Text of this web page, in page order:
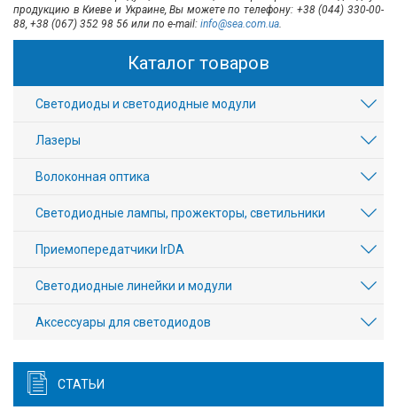
продукцию в Киеве и Украине, Вы можете по телефону: +38 (044) 330-00-
88, +38 (067) 352 98 56 или по e-mail: info@sea.com.ua.
Каталог товаров
Светодиоды и светодиодные модули
Лазеры
Волоконная оптика
Светодиодные лампы, прожекторы, светильники
Приемопередатчики IrDA
Светодиодные линейки и модули
Аксесcуары для светодиодов
СТАТЬИ